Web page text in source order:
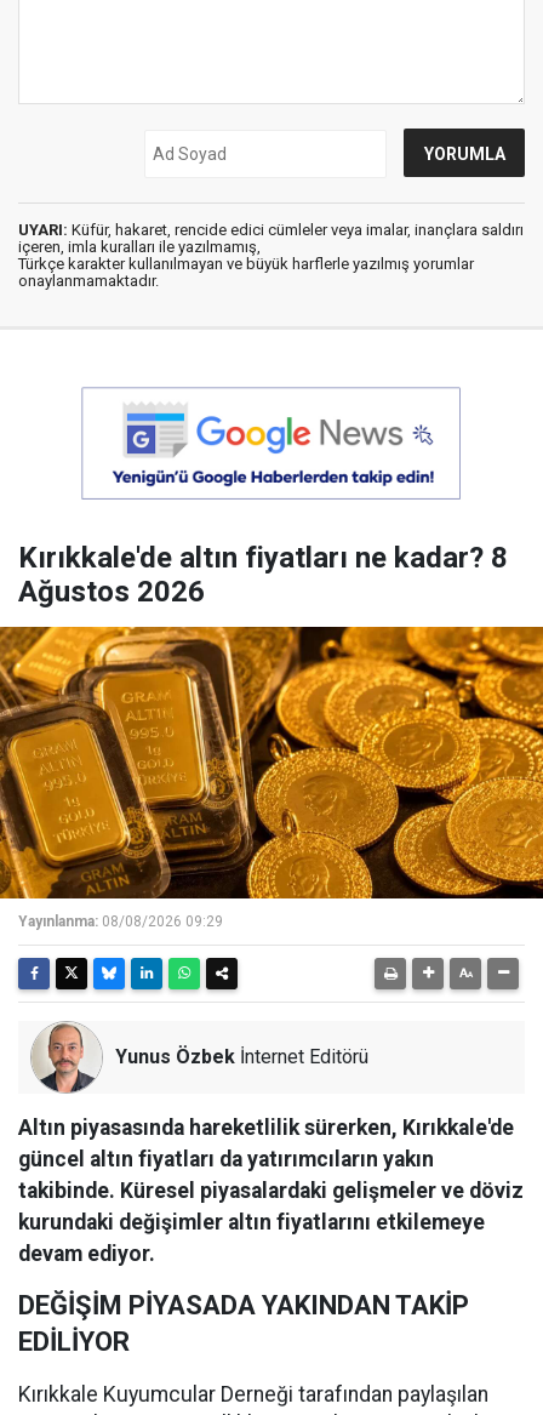
UYARI: Küfür, hakaret, rencide edici cümleler veya imalar, inançlara saldırı
içeren, imla kuralları ile yazılmamış,
Türkçe karakter kullanılmayan ve büyük harflerle yazılmış yorumlar
onaylanmamaktadır.
Kırıkkale'de altın fiyatları ne kadar? 8
Ağustos 2026
Yayınlanma: 08/08/2026 09:29
Yunus Özbek İnternet Editörü
Altın piyasasında hareketlilik sürerken, Kırıkkale'de
güncel altın fiyatları da yatırımcıların yakın
takibinde. Küresel piyasalardaki gelişmeler ve döviz
kurundaki değişimler altın fiyatlarını etkilemeye
devam ediyor.
DEĞİŞİM PİYASADA YAKINDAN TAKİP
EDİLİYOR
Kırıkkale Kuyumcular Derneği tarafından paylaşılan